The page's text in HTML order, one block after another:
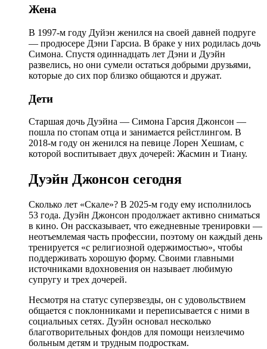
Жена
В 1997-м году Дуйэн женился на своей давней подруге
— продюсере Дэни Гарсиа. В браке у них родилась дочь
Симона. Спустя одиннадцать лет Дэни и Дуэйн
развелись, но они сумели остаться добрыми друзьями,
которые до сих пор близко общаются и дружат.
Дети
Старшая дочь Дуэйна — Симона Гарсия Джонсон —
пошла по стопам отца и занимается рейстлингом. В
2018-м году он женился на певице Лорен Хешиам, с
которой воспитывает двух дочерей: Жасмин и Тиану.
Дуэйн Джонсон сегодня
Сколько лет «Скале»? В 2025-м году ему исполнилось
53 года. Дуэйн Джонсон продолжает активно сниматься
в кино. Он рассказывает, что ежедневные тренировки —
неотъемлемая часть профессии, поэтому он каждый день
тренируется «с религиозной одержимостью», чтобы
поддерживать хорошую форму. Своими главными
источниками вдохновения он называет любимую
супругу и трех дочерей.
Несмотря на статус суперзвезды, он с удовольствием
общается с поклонниками и переписывается с ними в
социальных сетях. Дуэйн основал несколько
благотворительных фондов для помощи неизлечимо
больным детям и трудным подросткам.